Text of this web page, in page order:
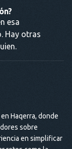
esa
Hay otras
Haqerra, donde
sobre
en simplificar